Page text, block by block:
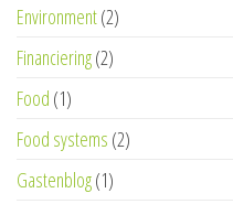
Environment(2)
Financiering(2)
Food (1)
Food systems (2)
Gastenblog(1)